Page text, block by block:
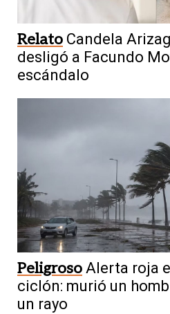
Relato Candela
desligó a Facundo
escándalo
Peligroso Alerta roja
ciclón: murió un
un rayo